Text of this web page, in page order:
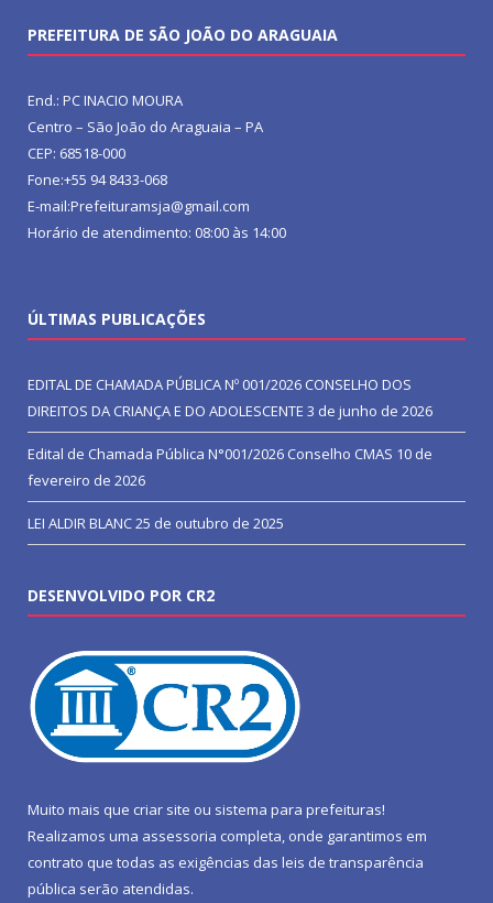
PREFEITURA DE SÃO JOÃO DO ARAGUAIA
End.: PC INACIO MOURA
Centro – São João do Araguaia – PA
CEP: 68518-000
Fone:+55 94 8433-068
E-mail:Prefeituramsja@gmail.com
Horário de atendimento: 08:00 às 14:00
ÚLTIMAS PUBLICAÇÕES
EDITAL DE CHAMADA PÚBLICA Nº 001/2026 CONSELHO DOS
DIREITOS DA CRIANÇA E DO ADOLESCENTE 3 de junho de 2026
Edital de Chamada Pública N°001/2026 Conselho CMAS 10 de
fevereiro de 2026
LEI ALDIR BLANC25 de outubro de 2025
DESENVOLVIDO POR CR2
Muito mais que criar site ou sistema para prefeituras!
Realizamos uma assessoria completa, onde garantimos em
contrato que todas as exigências das leis de transparência
pública serão atendidas.